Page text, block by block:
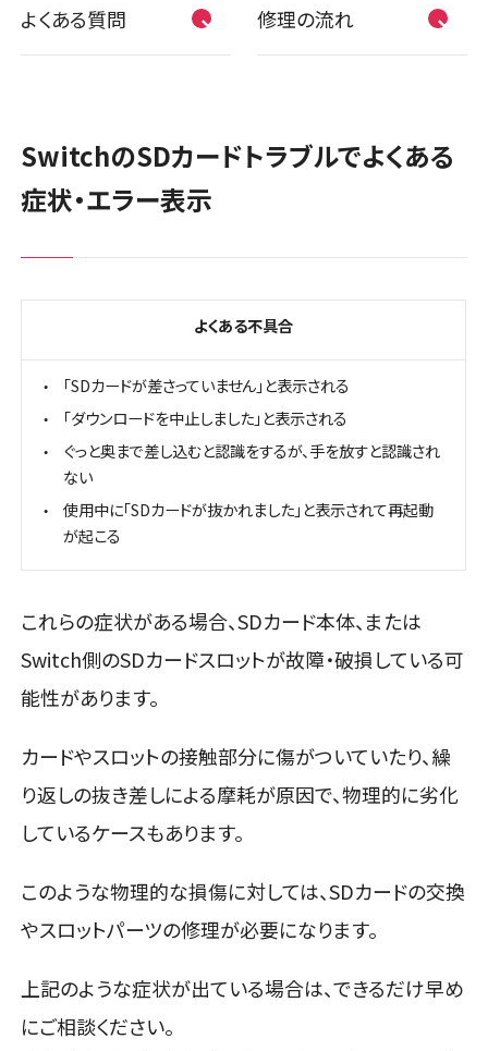
よくある質問 修理の流れ
SwitchのSDカードトラブルでよくある
症状・エラー表示
よくある不具合
「SDカードが差さっていません」と表示される
「ダウンロードを中止しました」と表示される
ぐっと奥まで差し込むと認識をするが、手を放すと認識され
ない
使用中に「SDカードが抜かれました」と表示されて再起動
が起こる
これらの症状がある場合、SDカード本体、または
Switch側のSDカードスロットが故障・破損している可
能性があります。
カードやスロットの接触部分に傷がついていたり、繰
り返しの抜き差しによる摩耗が原因で、物理的に劣化
しているケースもあります。
このような物理的な損傷に対しては、SDカードの交換
やスロットパーツの修理が必要になります。
上記のような症状が出ている場合は、できるだけ早め
にご相談ください。